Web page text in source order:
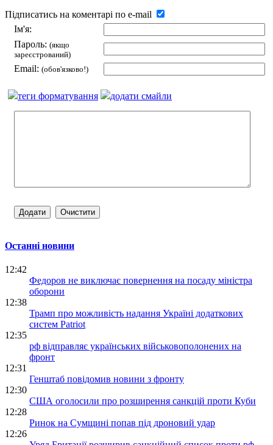
Підписатись на коментарі по e-mail
Ім'я:
Пароль: (якщо
зареєстрований)
Email: (обов'язково!)
теги форматування додати смайли
Останні новини
12:42
Федоров не виключає повернення на посаду міністра
оборони
12:38
Трамп про можливість надання Україні додаткових
систем Patriot
12:35
рф відправляє українських військовополонених на
фронт
12:31
Генштаб повідомив новини з фронту
12:30
США оголосили про розширення санкцій проти Куби
12:28
Ринок на Сумщині попав під дроновий удар
12:26